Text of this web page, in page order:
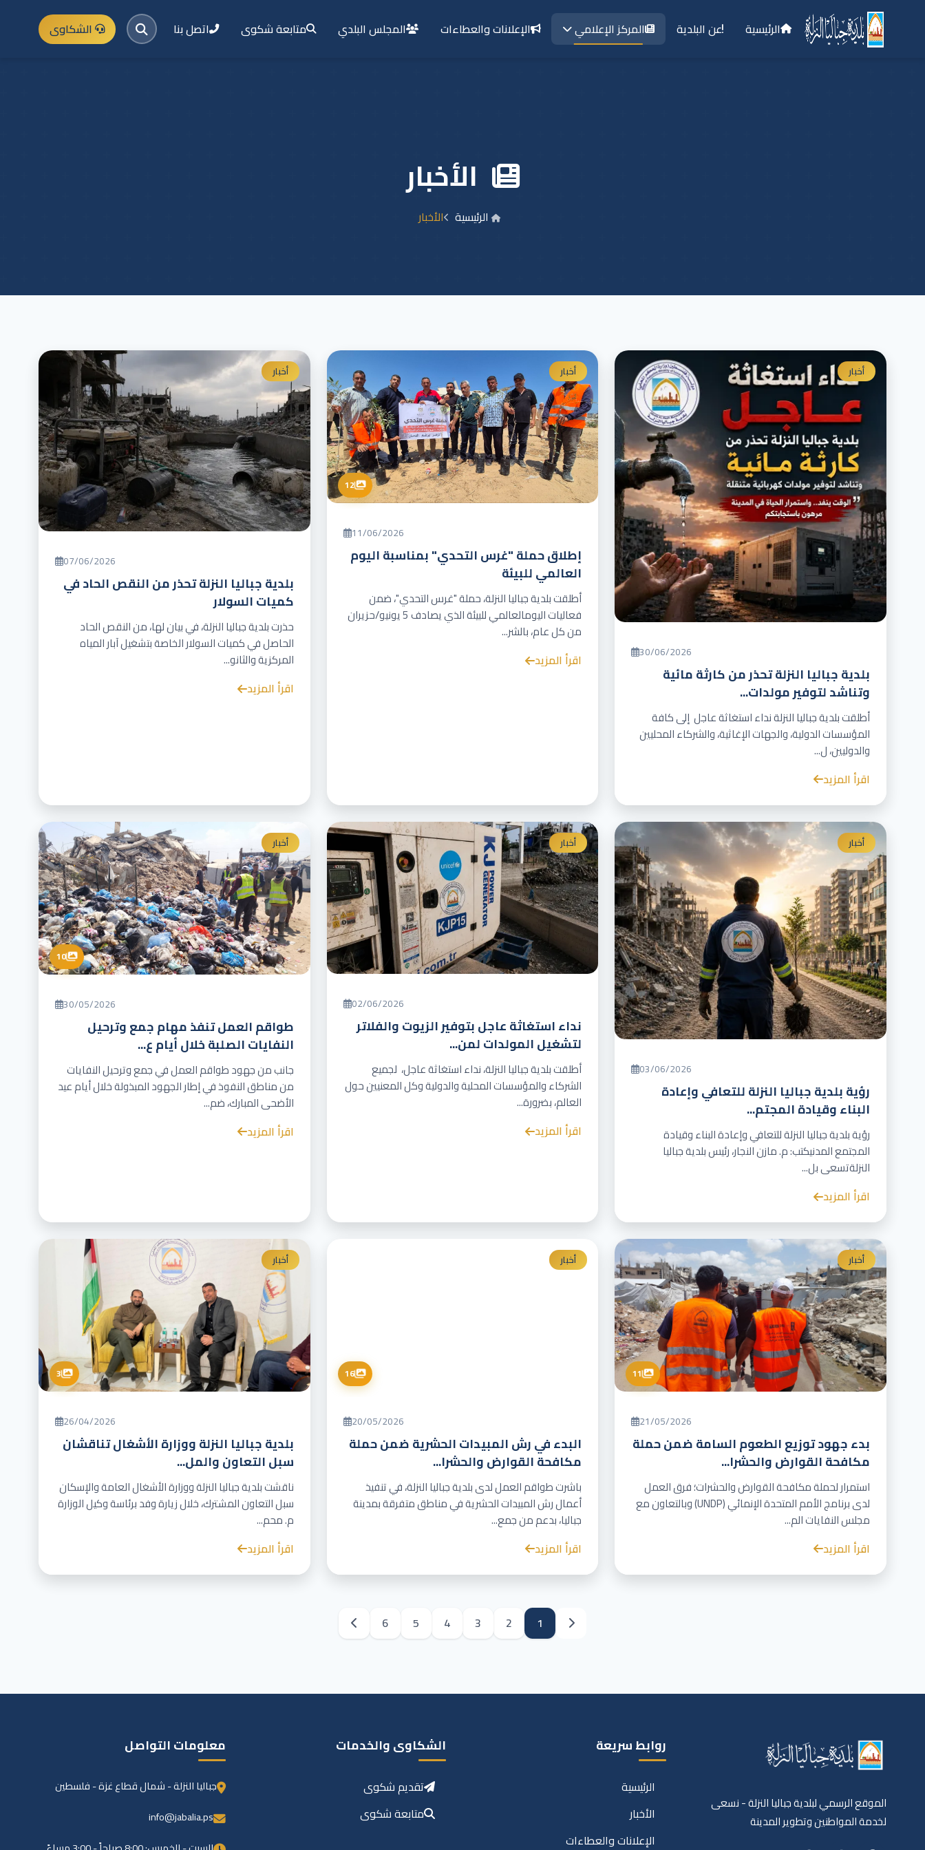
الرئيسية عن البلدية المركز الإعلامي الإعلانات والعطاءات المجلس البلدي متابعة شكوى اتصل بنا الشكاوى
الأخبار
الرئيسية الأخبار
أخبار
30/06/2026
بلدية جباليا النزلة تحذر من كارثة مائية
وتناشد لتوفير مولدات...
أطلقت بلدية جباليا النزلة نداء استغاثة عاجل إلى كافة
المؤسسات الدولية، والجهات الإغاثية، والشركاء المحليين
والدوليين، ل...
اقرأ المزيد
أخبار
12
11/06/2026
إطلاق حملة "غرس التحدي" بمناسبة اليوم
العالمي للبيئة
أطلقت بلدية جباليا النزلة، حملة "غرس التحدي"، ضمن
فعاليات اليومالعالمي للبيئة الذي يصادف 5 يونيو/حزيران
من كل عام، بالشر...
اقرأ المزيد
أخبار
07/06/2026
بلدية جباليا النزلة تحذر من النقص الحاد في
كميات السولار
حذرت بلدية جباليا النزلة، في بيان لها، من النقص الحاد
الحاصل في كميات السولار الخاصة بتشغيل آبار المياه
المركزية والثانو...
اقرأ المزيد
أخبار
03/06/2026
رؤية بلدية جباليا النزلة للتعافي وإعادة
البناء وقيادة المجتم...
رؤية بلدية جباليا النزلة للتعافي وإعادة البناء وقيادة
المجتمع المدنيكتب: م. مازن النجار، رئيس بلدية جباليا
النزلةتسعى بل...
اقرأ المزيد
أخبار
02/06/2026
نداء استغاثة عاجل بتوفير الزيوت والفلاتر
لتشغيل المولدات لمن...
أطلقت بلدية جباليا النزلة، نداء استغاثة عاجل، لجميع
الشركاء والمؤسسات المحلية والدولية وكل المعنيين حول
العالم، بضرورة...
اقرأ المزيد
أخبار
10
30/05/2026
طواقم العمل تنفذ مهام جمع وترحيل
النفايات الصلبة خلال أيام ع...
جانب من جهود طواقم العمل في جمع وترحيل النفايات
من مناطق النفوذ في إطار الجهود المبذولة خلال أيام عيد
الأضحى المبارك، ضم...
اقرأ المزيد
أخبار
11
21/05/2026
بدء جهود توزيع الطعوم السامة ضمن حملة
مكافحة القوارض والحشرا...
استمرار لحملة مكافحة القوارض والحشرات؛ فرق العمل
لدى برنامج الأمم المتحدة الإنمائي (UNDP) وبالتعاون مع
مجلس النفايات الم...
اقرأ المزيد
أخبار
16
20/05/2026
البدء في رش المبيدات الحشرية ضمن حملة
مكافحة القوارض والحشرا...
باشرت طواقم العمل لدى بلدية جباليا النزلة، في تنفيذ
أعمال رش المبيدات الحشرية في مناطق متفرقة بمدينة
جباليا، بدعم من جمع...
اقرأ المزيد
أخبار
3
26/04/2026
بلدية جباليا النزلة ووزارة الأشغال تناقشان
سبل التعاون والمل...
ناقشت بلدية جباليا النزلة ووزارة الأشغال العامة والإسكان
سبل التعاون المشترك، خلال زيارة وفد برئاسة وكيل الوزارة
م. محم...
اقرأ المزيد
1
2
3
4
5
6
الموقع الرسمي لبلدية جباليا النزلة - نسعى
لخدمة المواطنين وتطوير المدينة
روابط سريعة
الرئيسية
الأخبار
الإعلانات والعطاءات
الشكاوى والخدمات
تقديم شكوى
متابعة شكوى
معلومات التواصل
جباليا النزلة - شمال قطاع غزة - فلسطين
info@jabalia.ps